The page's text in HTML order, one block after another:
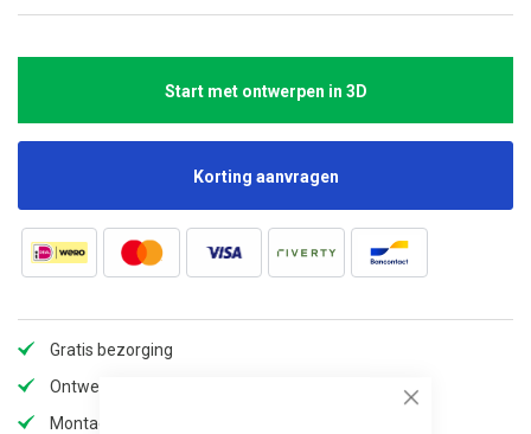
Start met ontwerpen in 3D
Korting aanvragen
Gratis bezorging
Ontwerp zelf jouw droomverblijf in de 3D app
Montage mogelijk